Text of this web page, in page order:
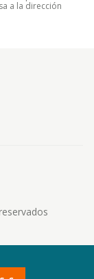
a la dirección